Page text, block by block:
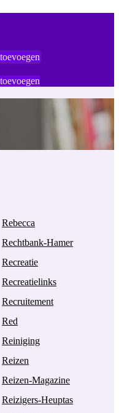
Rebecca
Rechtbank-Hamer
Recreatie
Recreatielinks
Recruitement
Red
Reiniging
Reizen
Reizen-Magazine
Reizigers-Heuptas